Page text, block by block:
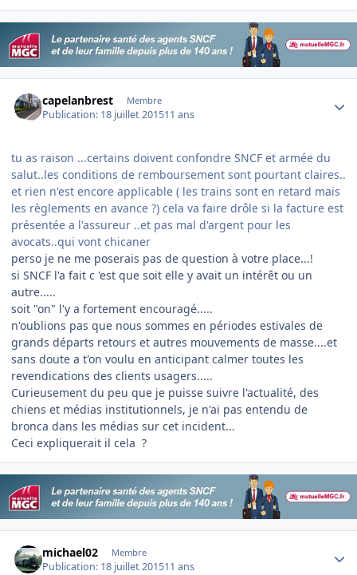
capelanbrest Membre
Publication: 18 juillet 201511 ans
tu as raison ...certains doivent confondre SNCF et armée du
salut..les conditions de remboursement sont pourtant claires..
et rien n'est encore applicable ( les trains sont en retard mais
les règlements en avance ?) cela va faire drôle si la facture est
présentée a l'assureur ..et pas mal d'argent pour les
avocats..qui vont chicaner
perso je ne me poserais pas de question à votre place...!
si SNCF l'a fait c 'est que soit elle y avait un intérêt ou un
autre.....
soit "on" l'y a fortement encouragé.....
n'oublions pas que nous sommes en périodes estivales de
grands départs retours et autres mouvements de masse....et
sans doute a t'on voulu en anticipant calmer toutes les
revendications des clients usagers.....
Curieusement du peu que je puisse suivre l'actualité, des
chiens et médias institutionnels, je n'ai pas entendu de
bronca dans les médias sur cet incident...
Ceci expliquerait il cela ?
michael02 Membre
Publication: 18 juillet 201511 ans